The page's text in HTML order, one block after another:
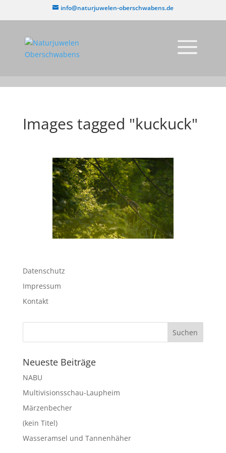
info@naturjuwelen-oberschwabens.de
Images tagged "kuckuck"
Datenschutz
Impressum
Kontakt
Neueste Beiträge
NABU
Multivisionsschau-Laupheim
Märzenbecher
(kein Titel)
Wasseramsel und Tannenhäher